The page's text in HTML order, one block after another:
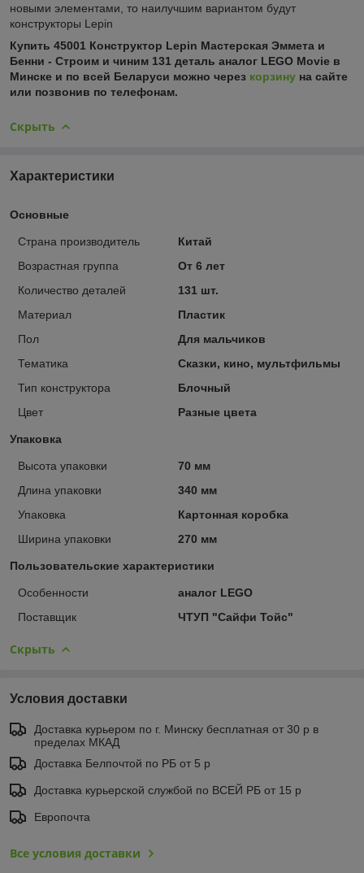
новыми элементами, то наилучшим вариантом будут
конструкторы Lepin
Купить 45001 Конструктор Lepin Мастерская Эммета и
Бенни - Строим и чиним 131 деталь аналог LEGO Movie в
Минске и по всей Беларуси можно через корзину на сайте
или позвонив по телефонам.
Скрыть
Характеристики
Основные
Страна производитель
Китай
Возрастная группа
От 6 лет
Количество деталей
131 шт.
Материал
Пластик
Пол
Для мальчиков
Тематика
Сказки, кино, мультфильмы
Тип конструктора
Блочный
Цвет
Разные цвета
Упаковка
Высота упаковки
70 мм
Длина упаковки
340 мм
Упаковка
Картонная коробка
Ширина упаковки
270 мм
Пользовательские характеристики
Особенности
аналог LEGO
Поставщик
ЧТУП "Сайфи Тойс"
Скрыть
Условия доставки
Доставка курьером по г. Минску бесплатная от 30 р в
пределах МКАД
Доставка Белпочтой по РБ от 5 р
Доставка курьерской службой по ВСЕЙ РБ от 15 р
Европочта
Все условия доставки